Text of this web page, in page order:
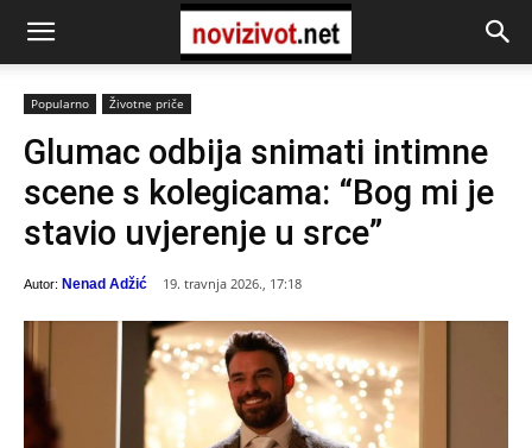
Popularno Životne priče
Glumac odbija snimati intimne
scene s kolegicama: “Bog mi je
stavio uvjerenje u srce”
Autor: Nenad Adžić 19. travnja 2026., 17:18